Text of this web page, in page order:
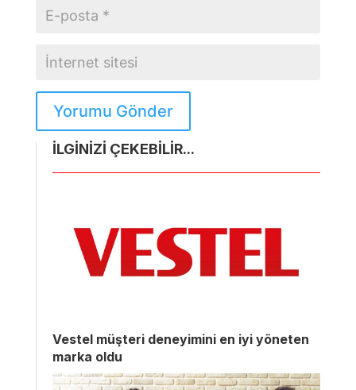
Yorumu Gönder
İLGİNİZİ ÇEKEBİLİR...
Vestel müşteri deneyimini en iyi yöneten
marka oldu